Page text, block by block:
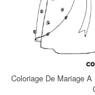
Coloriage De Mariage